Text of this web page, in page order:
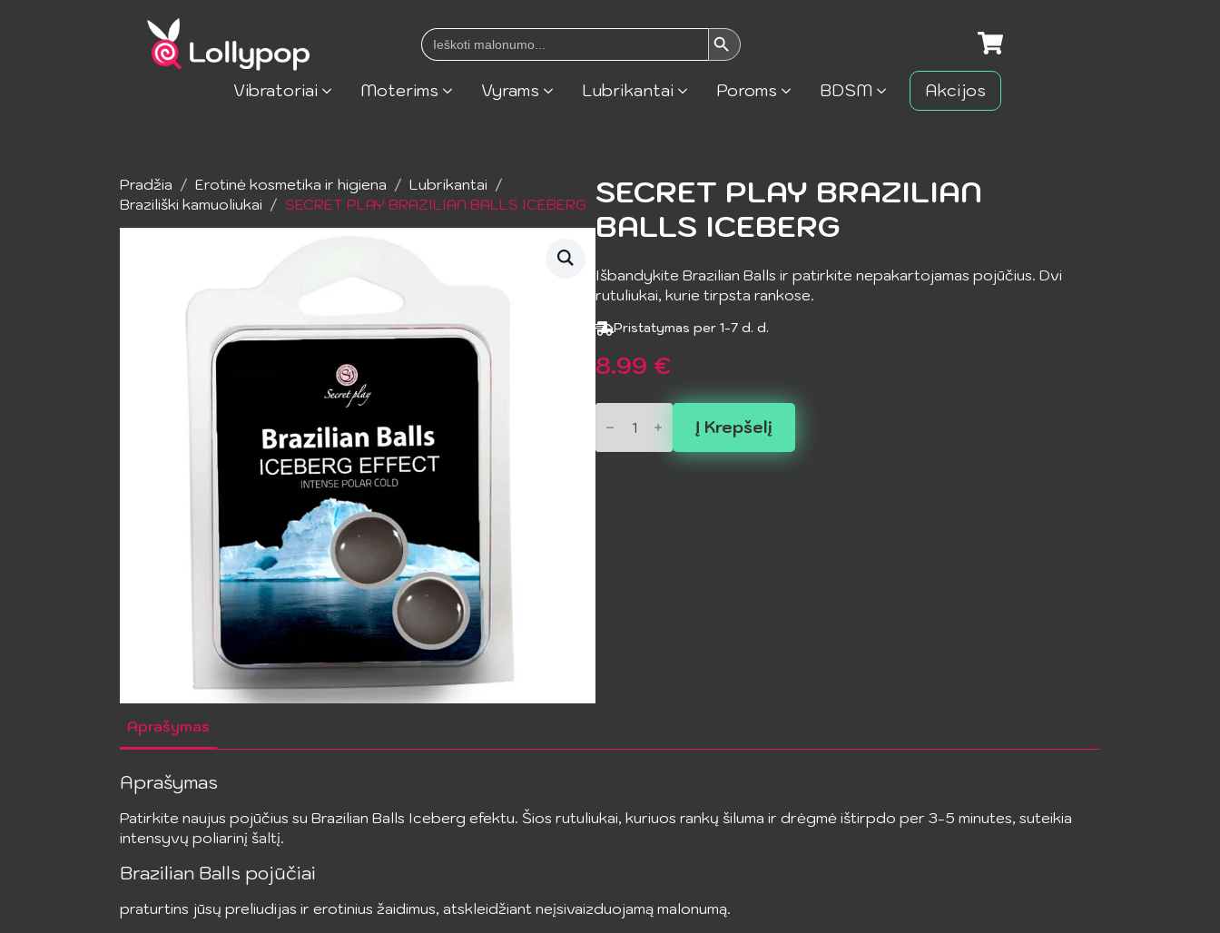
Search
for:
Search Button
Vibratoriai Moterims Vyrams Lubrikantai Poroms BDSM Akcijos
Pradžia Erotinė kosmetika ir higiena
Lubrikantai
Braziliški kamuoliukai
SECRET PLAY BRAZILIAN BALLS ICEBERG SECRET PLAY BRAZILIAN
BALLS ICEBERG
Išbandykite Brazilian Balls ir patirkite nepakartojamas pojūčius. Dvi
rutuliukai, kurie tirpsta rankose.
Pristatymas per 1-7 d. d.
8.99 €
produkto
kiekis:
SECRET
PLAY
Į Krepšelį
Aprašymas
Aprašymas
Patirkite naujus pojūčius su Brazilian Balls Iceberg efektu. Šios rutuliukai, kuriuos rankų šiluma ir drėgmė ištirpdo per 3-5 minutes, suteikia
intensyvų poliarinį šaltį.
Brazilian Balls pojūčiai
praturtins jūsų preliudijas ir erotinius žaidimus, atskleidžiant neįsivaizduojamą malonumą.